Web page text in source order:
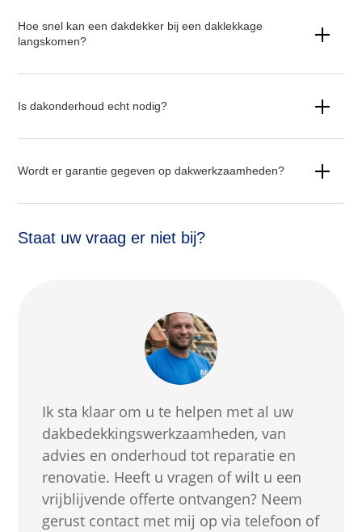
Hoe snel kan een dakdekker bij een daklekkage
langskomen?
Is dakonderhoud echt nodig?
Wordt er garantie gegeven op dakwerkzaamheden?
Staat uw vraag er niet bij?
Ik sta klaar om u te helpen met al uw
dakbedekkingswerkzaamheden, van
advies en onderhoud tot reparatie en
renovatie. Heeft u vragen of wilt u een
vrijblijvende offerte ontvangen? Neem
gerust contact met mij op via telefoon of